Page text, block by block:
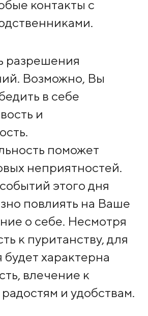
контакты с
разрешения
Возможно, Вы
в себе
и
поможет
неприятностей.
этого дня
повлиять на Ваше
о себе. Несмотря
к пуританству, для
будет характерна
влечение к
и удобствам.